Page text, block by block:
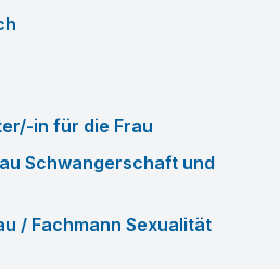
in für die Frau
Schwangerschaft und
/ Fachmann Sexualität